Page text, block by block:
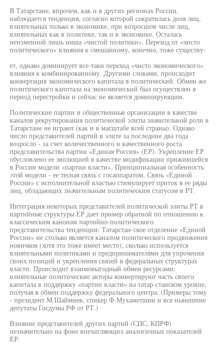
В Татарстане, впрочем, как и в других регионах России,
наблюдается тенденция, согласно которой сократилась доля лиц,
влиятельных только в экономике, при возросшем числе лиц,
влиятельных как в политике, так и в экономике. Осталась
неизменной лишь ниша «чистой политики». Переход от «чисто
политического» влияния к смешанному, конечно, тоже существу-
ет, однако доминирует все-таки переход «чисто экономического»
влияния к комбинированному. Другими словами, происходит
конвертация экономического капитала в политический. Обмен же
политического капитала на экономический был осуществлен в
период перестройки и сейчас не является доминирующим.
Политические партии и общественные организации в качестве
каналов рекрутирования политической элиты значительной роли в
Татарстане не играют (как и в масштабе всей страны). Однако
число представителей партий в элите за последние два года
возросло - за счет количественного и качественного роста
представительства партии «Единая Россия» (ЕР). Укрепление ЕР
обусловлено ее эволюцией в качестве модификации прижившейся
в России модели «партии власти». Принципиальная особенность
этой модели - ее тесная связь с госаппаратом. Связь «Единой
России» с исполнительной властью стимулирует приток в ее ряды
лиц, обладающих значительным политическим статусом в РТ.
Интеграция некоторых представителей политической элиты РТ в
партийные структуры ЕР дает пример обратной по отношению к
классическим канонам партийно-политического
представительства тенденции: Татарстан-ское отделение «Единой
России» не столько является каналом политического продвижения
новичков (хотя это тоже имеет место), сколько используется
влиятельными политиками и предпринимателями для упрочения
своих позиций и укрепления связей в федеральных структурах
власти. Происходит взаимовыгодный обмен ресурсами:
влиятельные политические акторы конвертируют часть своего
капитала в поддержку «партии власти» на татар-станском уровне,
получая в обмен поддержку федерального центра. (Примеры тому
- президент М.Шаймиев, спикер Ф.Мухаметшин и все нынешние
депутаты Госдумы РФ от РТ.)
Влияние представителей других партий (СПС, КПРФ)
незначительно на фоне впечатляющих аналогичных показателей
ЕР.